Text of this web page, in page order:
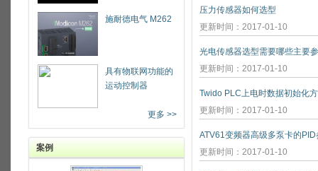
施耐德电气 M262
具有物联网功能的
运动控制器
更多 >>
案例
压力传感器如何选型
更新时间：2017-01-10
光电传感器选型需要哪些主要
更新时间：2017-01-10
Twido PLC上电时数据初始化
更新时间：2017-01-10
ATV61变频器高级多泵卡的
更新时间：2017-01-10